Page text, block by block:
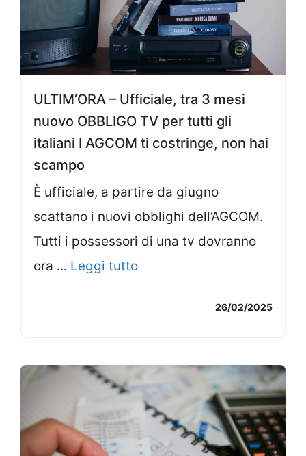
ULTIM’ORA – Ufficiale, tra 3 mesi
nuovo OBBLIGO TV per tutti gli
italiani I AGCOM ti costringe, non hai
scampo
È ufficiale, a partire da giugno
scattano i nuovi obblighi dell’AGCOM.
Tutti i possessori di una tv dovranno
ora ... Leggi tutto
26/02/2025